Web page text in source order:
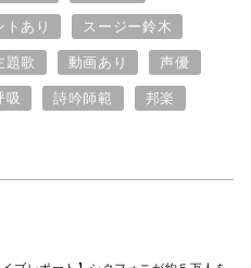
トあり スージー鈴木
題歌 動画あり 声優
吸 詩吟師範 邦楽